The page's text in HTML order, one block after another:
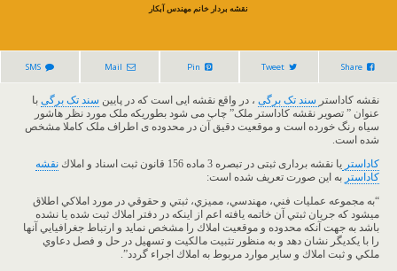
نقشه بردار خانم مهندس آبکار
Share
Tweet
Pin
Mail
SMS
نقشه کاداستر سند تک برگی ، در واقع نقشه ایی است که در پایین سند تک برگی با
عنوان ” تصویر نقشه کاداستر ملک” چاپ می شود بطوریکه ملک مورد نظر هاشور
سیاه رنگ خورده است و موقعیت دقیق آن در محدوده ی اطراف ملک کاملا مشخص
شده است.
کاداستر یا نقشه برداری ثبتی در تبصره 3 ماده 156 قانون ثبت اسناد و املاك
نقشه
كاداستر به اين صورت تعريف شده است:
“به مجموعه عمليات فني، مهندسي، مميزي، ثبتي و حقوقي در مورد املاكي اطلاق
ميشود كه جريان ثبتي آن خاتمه يافته اعم از اينكه در دفتر املاك ثبت شده يا نشده
باشد به جهت آنكه محدوده و موقعيت املاك را مشخص نمايد و ارتباط جغرافيايي آنها
را با يكديگر نشان دهد و به منظور تثبيت مالكيت و تسهيل در حل و فصل دعاوي
ملكي و ثبت املاك و ساير موارد مربوط به املاك اجراء گردد”.